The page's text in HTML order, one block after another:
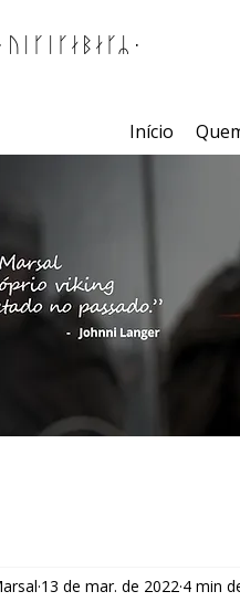
Início
ᚢᛁᚴᛁᚴᛅᛒᛅᚴᛦ ·
13 de mar. de 2022 4 min